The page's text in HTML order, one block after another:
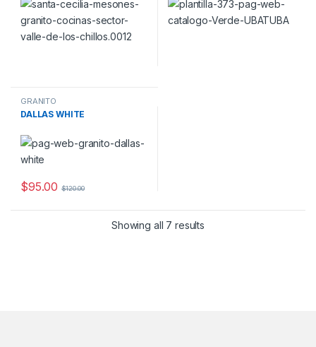
GRANITO
DALLAS WHITE
$95.00 $120.00
Showing all 7 results